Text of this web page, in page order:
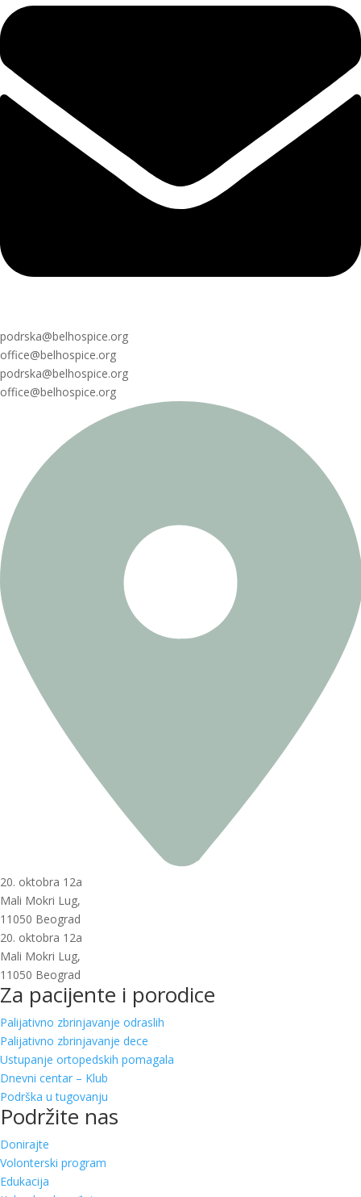
podrska@belhospice.org
office@belhospice.org
podrska@belhospice.org
office@belhospice.org
20. oktobra 12a
Mali Mokri Lug,
11050 Beograd
20. oktobra 12a
Mali Mokri Lug,
11050 Beograd
Za pacijente i porodice
Palijativno zbrinjavanje odraslih
Palijativno zbrinjavanje dece
Ustupanje ortopedskih pomagala
Dnevni centar – Klub
Podrška u tugovanju
Podržite nas
Donirajte
Volonterski program
Edukacija